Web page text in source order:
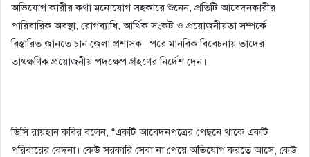
অভিযোগ কারীর কথা মনোযোগ সহকারে শুনেন, প্রতিটি আবেদনকারীর
পারিবারিক অবস্থা, রোগব্যাধি, আর্থিক সংকট ও প্রয়োজনীয়তা সম্পর্কে
বিস্তারিত জানতে চান জেলা প্রশাসক। পরে মানবিক বিবেচনায় তাদের
তাৎক্ষণিক প্রয়োজনীয় পদক্ষেপ গ্রহণের নির্দেশ দেন।
ডিসি রায়হান কবির বলেন, “একটি আবেদনপত্রের পেছনে থাকে একটি
পরিবারের বেদনা। কেউ সরকারি সেবা না পেয়ে অভিযোগ করতে আসে, কেউ